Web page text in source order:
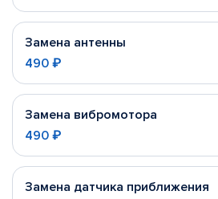
Замена антенны
490 ₽
Замена вибромотора
490 ₽
Замена датчика приближения